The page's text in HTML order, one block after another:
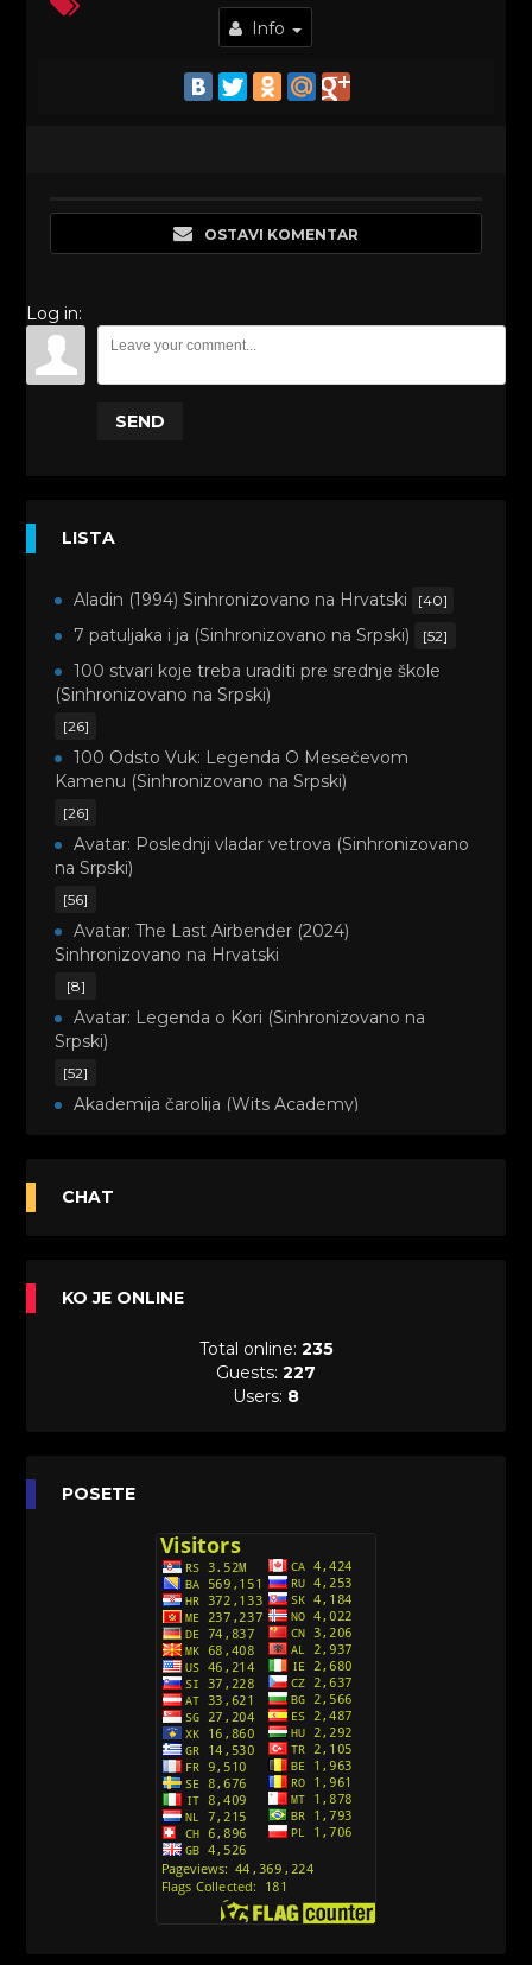
Info
OSTAVI KOMENTAR
Log in:
SEND
LISTA
Aladin (1994) Sinhronizovano na Hrvatski [40]
7 patuljaka i ja (Sinhronizovano na Srpski) [52]
100 stvari koje treba uraditi pre srednje škole
(Sinhronizovano na Srpski)
[26]
100 Odsto Vuk: Legenda O Mesečevom
Kamenu (Sinhronizovano na Srpski)
[26]
Avatar: Poslednji vladar vetrova (Sinhronizovano
na Srpski)
[56]
Avatar: The Last Airbender (2024)
Sinhronizovano na Hrvatski
[8]
Avatar: Legenda o Kori (Sinhronizovano na
Srpski)
[52]
Akademija čarolija (Wits Academy)
Avanture Maje i Marka (Sinhronizovano na
Sinhronizovano na Srpski
A.T.O.M. (Alpha Teens On Machines)
Sinhronizovano na Hrvatski
Anatane: Saving the Children of Okura
Avanture Kida Opasnost (Sinhronizovano na
Action Man (Sinhronizovano na Hrvatski)
Action Man (2000) Sinhronizovano na Hrvatski
Andjeoski Prijatelji (Sinhronizovano na Srpski)
Ajkuca (Sharkdog) Sinhronizovano na Srpski
Alvin i veverice (Alvinnn!!! And the Chipmunks)
Sinhronizovano na Srpski
CHAT
KO JE ONLINE
Total online: 235
Guests: 227
Users: 8
POSETE